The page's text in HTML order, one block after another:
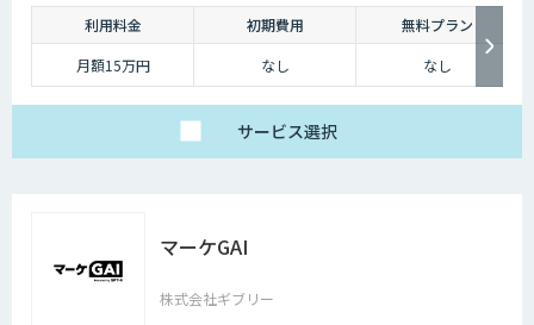
利用料金 初期費用
無料プラン
月額15万円
なし なし
サービス選択
マーケGAI
株式会社ギブリー